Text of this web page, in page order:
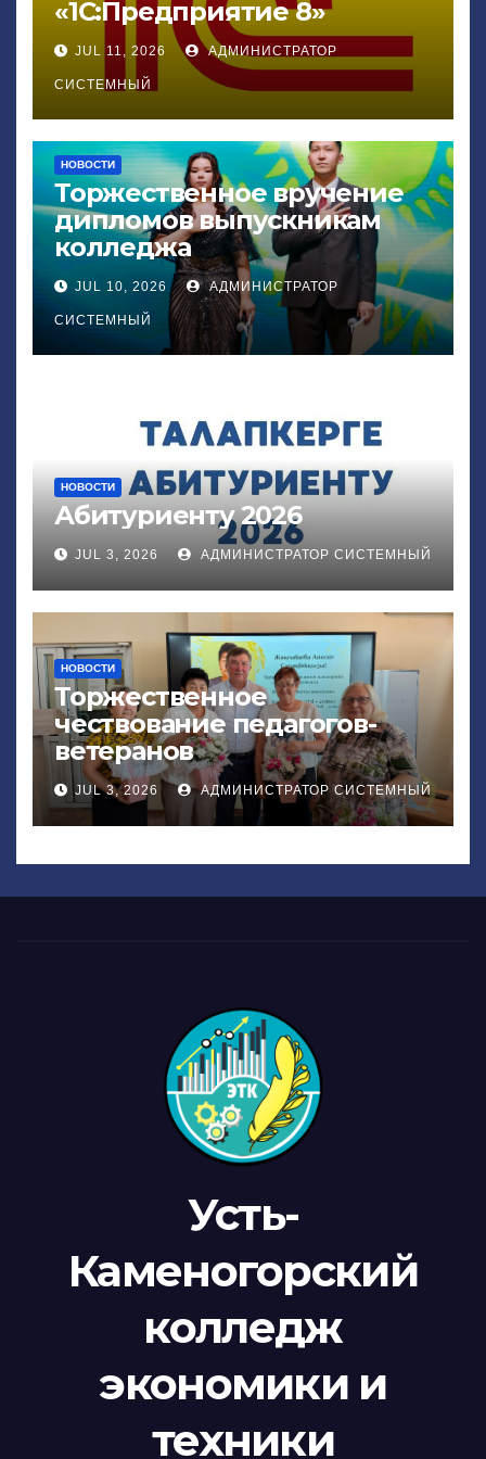
«1С:Предприятие 8»
JUL 11, 2026 АДМИНИСТРАТОР
СИСТЕМНЫЙ
НОВОСТИ
Торжественное вручение
дипломов выпускникам
колледжа
JUL 10, 2026 АДМИНИСТРАТОР
СИСТЕМНЫЙ
НОВОСТИ
Абитуриенту 2026
JUL 3, 2026 АДМИНИСТРАТОР СИСТЕМНЫЙ
НОВОСТИ
Торжественное
чествование педагогов-
ветеранов
JUL 3, 2026 АДМИНИСТРАТОР СИСТЕМНЫЙ
Усть-
Каменогорский
колледж
экономики и
техники